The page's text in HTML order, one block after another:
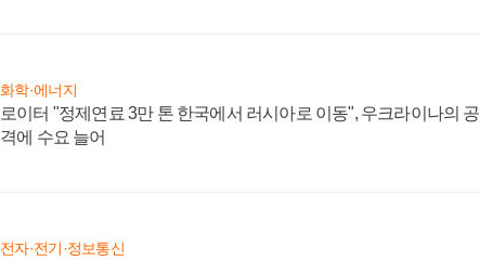
화학·에너지
로이터 "정제연료 3만 톤 한국에서 러시아로 이동", 우크라이나의 공
격에 수요 늘어
전자·전기·정보통신